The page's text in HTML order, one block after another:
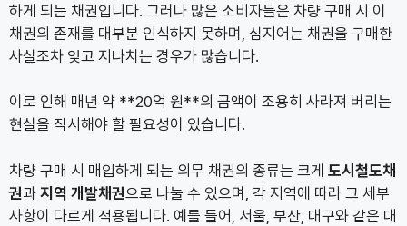
하게 되는 채권입니다. 그러나 많은 소비자들은 차량 구매 시 이
채권의 존재를 대부분 인식하지 못하며, 심지어는 채권을 구매한
사실조차 잊고 지나치는 경우가 많습니다.
이로 인해 매년 약 **20억 원**의 금액이 조용히 사라져 버리는
현실을 직시해야 할 필요성이 있습니다.
차량 구매 시 매입하게 되는 의무 채권의 종류는 크게 도시철도채
권과 지역 개발채권으로 나눌 수 있으며, 각 지역에 따라 그 세부
사항이 다르게 적용됩니다. 예를 들어, 서울, 부산, 대구와 같은 대